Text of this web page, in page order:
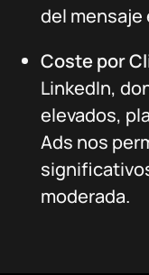
del mensaje
Coste por
LinkedIn,
elevados,
Ads nos
moderada.